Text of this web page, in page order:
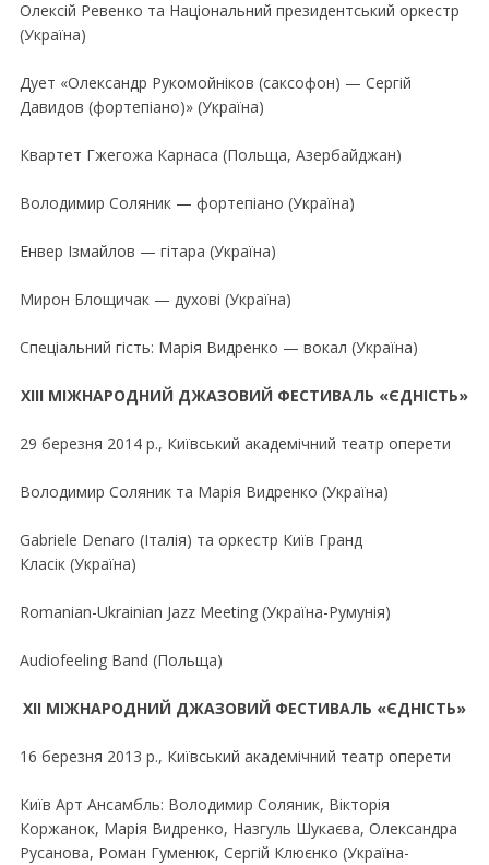
Олексій Ревенко та Національний президентський оркестр
(Україна)
Дует «Олександр Рукомойніков (саксофон) — Сергій
Давидов (фортепіано)» (Україна)
Квартет Гжегожа Карнаса (Польща, Азербайджан)
Володимир Соляник — фортепіано (Україна)
Енвер Ізмайлов — гітара (Україна)
Мирон Блощичак — духові (Україна)
Спеціальний гість: Марія Видренко — вокал (Україна)
XIII МІЖНАРОДНИЙ ДЖАЗОВИЙ ФЕСТИВАЛЬ «ЄДНІСТЬ»
29 березня 2014 р., Київський академiчний театр оперети
Володимир Соляник та Марія Видренко (Україна)
Gabriele Denaro (Італія) та оркестр Київ Гранд
Класік (Україна)
Romanian-Ukrainian Jazz Meeting (Україна-Румунія)
Audiofeeling Band (Польща)
ХІІ МІЖНАРОДНИЙ ДЖАЗОВИЙ ФЕСТИВАЛЬ «ЄДНІСТЬ»
16 березня 2013 р., Київський академiчний театр оперети
Київ Арт Ансамбль: Володимир Соляник, Вікторія
Коржанок, Марія Видренко, Назгуль Шукаєва, Олександра
Русанова, Роман Гуменюк, Сергій Клюєнко (Україна-